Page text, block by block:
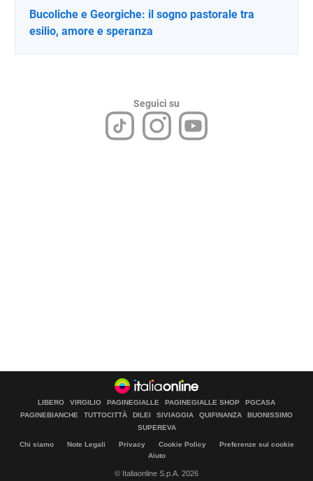
Bucoliche e Georgiche: il sogno pastorale tra
esilio, amore e speranza
Seguici su
LIBERO VIRGILIO PAGINEGIALLE PAGINEGIALLE SHOP
PGCASA
PAGINEBIANCHE
TUTTOCITTÀ DILEI SIVIAGGIA QUIFINANZA
BUONISSIMO
SUPEREVA
Chi siamo Note Legali Privacy Cookie Policy
Preferenze sui cookie
Aiuto
© Italiaonline S.p.A. 2026